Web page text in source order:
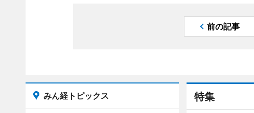
前の記事
特集
みん経トピックス